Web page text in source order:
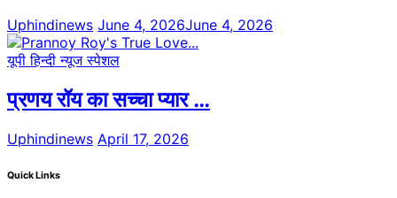
Uphindinews June 4, 2026June 4, 2026
यूपी हिन्दी न्यूज स्पेशल
प्रणय रॉय का सच्चा प्यार …
Uphindinews April 17, 2026
Quick Links